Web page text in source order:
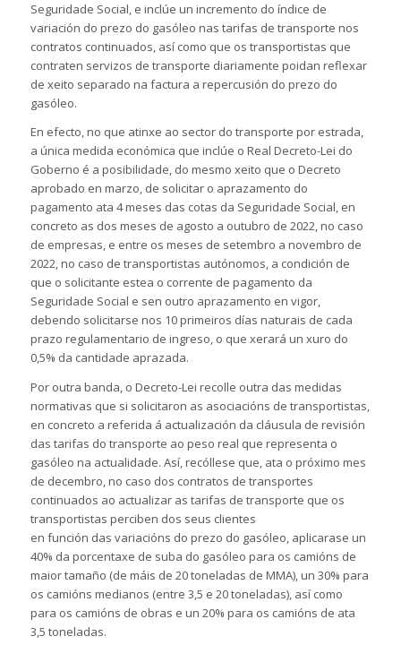
Seguridade Social, e inclúe un incremento do índice de
variación do prezo do gasóleo nas tarifas de transporte nos
contratos continuados, así como que os transportistas que
contraten servizos de transporte diariamente poidan reflexar
de xeito separado na factura a repercusión do prezo do
gasóleo.
En efecto, no que atinxe ao sector do transporte por estrada,
a única medida económica que inclúe o Real Decreto-Lei do
Goberno é a posibilidade, do mesmo xeito que o Decreto
aprobado en marzo, de solicitar o aprazamento do
pagamento ata 4 meses das cotas da Seguridade Social, en
concreto as dos meses de agosto a outubro de 2022, no caso
de empresas, e entre os meses de setembro a novembro de
2022, no caso de transportistas autónomos, a condición de
que o solicitante estea o corrente de pagamento da
Seguridade Social e sen outro aprazamento en vigor,
debendo solicitarse nos 10 primeiros días naturais de cada
prazo regulamentario de ingreso, o que xerará un xuro do
0,5% da cantidade aprazada.
Por outra banda, o Decreto-Lei recolle outra das medidas
normativas que si solicitaron as asociacións de transportistas,
en concreto a referida á actualización da cláusula de revisión
das tarifas do transporte ao peso real que representa o
gasóleo na actualidade. Así, recóllese que, ata o próximo mes
de decembro, no caso dos contratos de transportes
continuados ao actualizar as tarifas de transporte que os
transportistas perciben dos seus clientes
en función das variacións do prezo do gasóleo, aplicarase un
40% da porcentaxe de suba do gasóleo para os camións de
maior tamaño (de máis de 20 toneladas de MMA), un 30% para
os camións medianos (entre 3,5 e 20 toneladas), así como
para os camións de obras e un 20% para os camións de ata
3,5 toneladas.